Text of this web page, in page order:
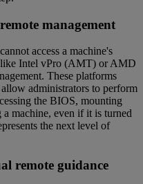
management
cannot access a machine's
like Intel vPro (AMT) or AMD
These platforms
administrators to perform
the BIOS, mounting
machine, even if it is turned
the next level of
remote guidance